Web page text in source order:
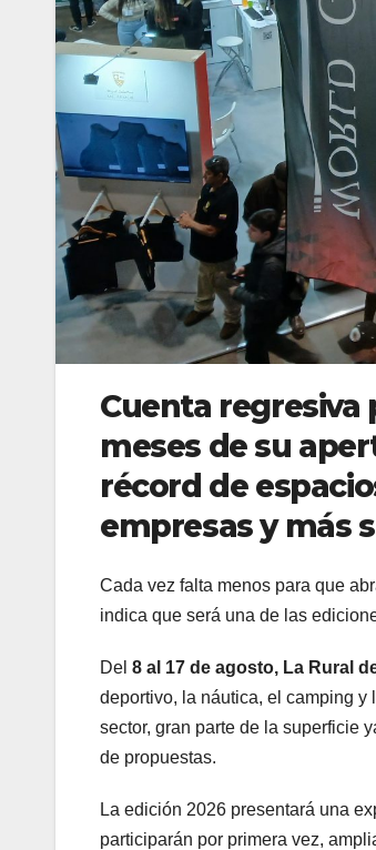
Cuenta regresiva
meses de su
récord de
empresas y más
Cada vez falta menos para que
indica que será una de las
Del 8 al 17 de agosto, La Rural
deportivo, la náutica, el camping y
sector, gran parte de la superficie
de propuestas.
La edición 2026 presentará una
participarán por primera vez,